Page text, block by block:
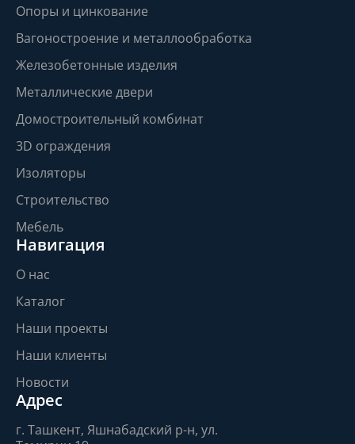
Опоры и цинкование
Вагоностроение и металлообработка
Железобетонные изделия
Металлические двери
Домостроительный комбинат
3D ограждения
Изоляторы
Строительство
Мебель
Навигация
О нас
Каталог
Наши проекты
Наши клиенты
Новости
Адрес
г. Ташкент, Яшнабадский р-н, ул.